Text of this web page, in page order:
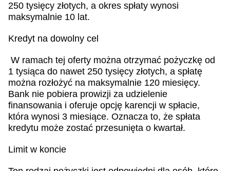
250 tysięcy złotych, a okres spłaty wynosi
maksymalnie 10 lat.
Kredyt na dowolny cel
W ramach tej oferty można otrzymać pożyczkę od
1 tysiąca do nawet 250 tysięcy złotych, a spłatę
można rozłożyć na maksymalnie 120 miesięcy.
Bank nie pobiera prowizji za udzielenie
finansowania i oferuje opcję karencji w spłacie,
która wynosi 3 miesiące. Oznacza to, że spłata
kredytu może zostać przesunięta o kwartał.
Limit w koncie